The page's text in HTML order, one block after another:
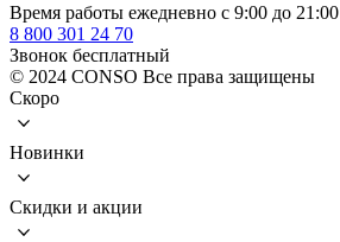
Время работы ежедневно с 9:00 до 21:00
8 800 301 24 70
Звонок бесплатный
© 2024 CONSO Все права защищены
Скоро
Новинки
Скидки и акции